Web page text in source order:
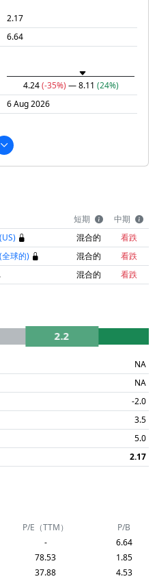
2.17
6.64
4.24(-35%) — 8.11 (24%)
6 Aug 2026
短期
中期
混合的
看跌
球的)
混合的
看跌
混合的 看跌
2.2
NA
NA
-2.0
3.5
5.0
2.17
P/E（TTM）
P/B
-
6.64
78.53
1.85
37.88
4.53